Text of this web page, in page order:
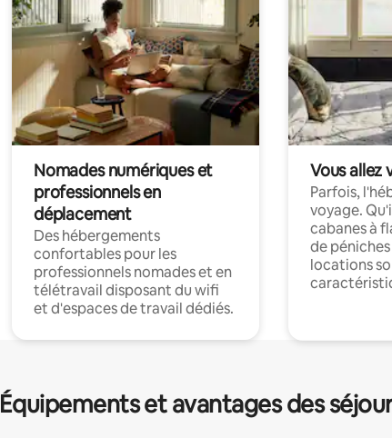
Nomades numériques et
professionnels en
déplacement
Des hébergements
confortables pour les
professionnels nomades et en
télétravail disposant du wifi
et d'espaces de travail dédiés.
Vous allez
Parfois,
voyage.
cabanes à
de
locations
Équipements et avantages des